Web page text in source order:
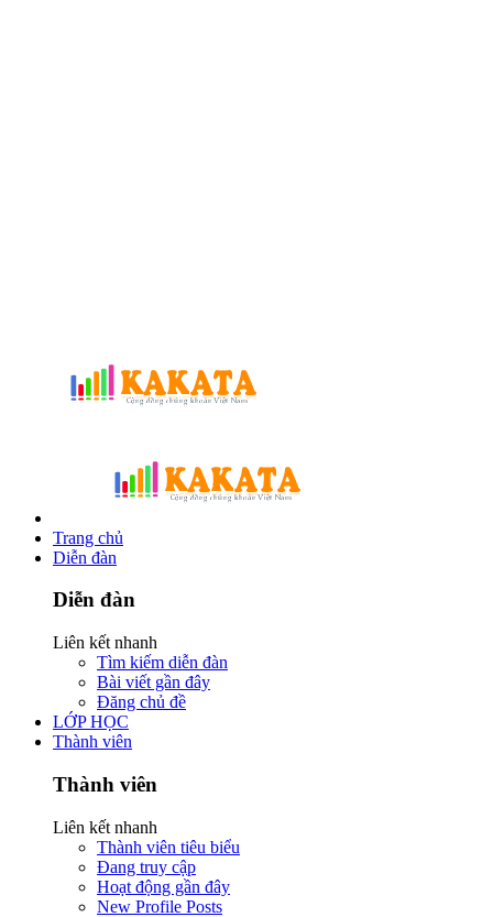
Trang chủ
Diễn đàn
Diễn đàn
Liên kết nhanh
Tìm kiếm diễn đàn
Bài viết gần đây
Đăng chủ đề
LỚP HỌC
Thành viên
Thành viên
Liên kết nhanh
Thành viên tiêu biểu
Đang truy cập
Hoạt động gần đây
New Profile Posts